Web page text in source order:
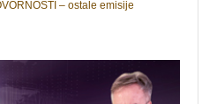
– ostale emisije